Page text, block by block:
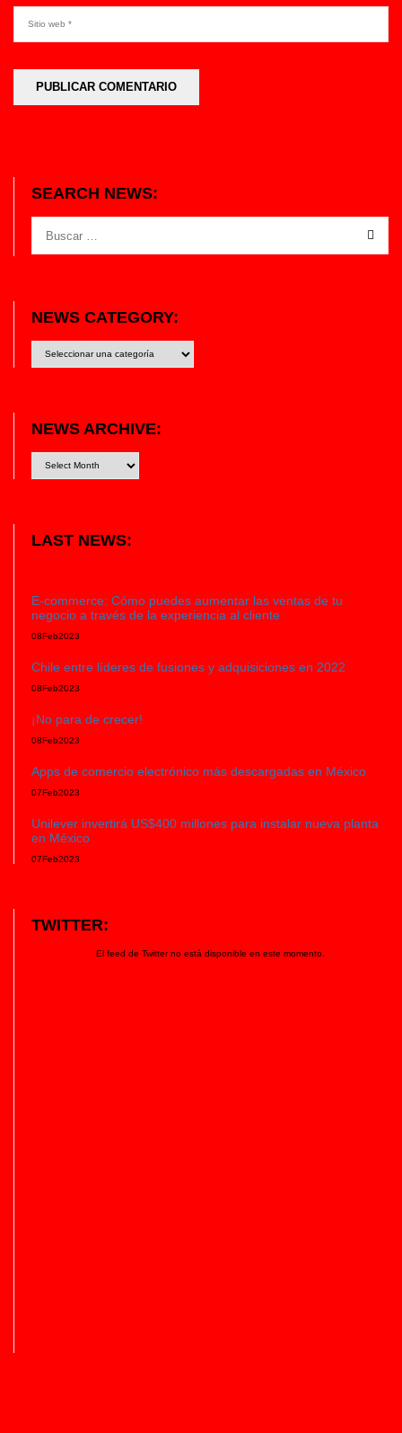
SEARCH NEWS:
NEWS CATEGORY:
category:
NEWS ARCHIVE:
LAST NEWS:
E-commerce: Cómo puedes aumentar las ventas de tu
negocio a través de la experiencia al cliente
08Feb2023
Chile entre líderes de fusiones y adquisiciones en 2022
08Feb2023
¡No para de crecer!
08Feb2023
Apps de comercio electrónico más descargadas en México
07Feb2023
Unilever invertirá US$400 millones para instalar nueva planta
en México
07Feb2023
TWITTER:
El feed de Twitter no está disponible en este momento.